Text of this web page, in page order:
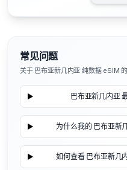
常见问题
关于 巴布亚新几内亚 纯数据 eSIM
巴布亚新几内亚
为什么我的 巴布亚新
如何查看 巴布亚新几